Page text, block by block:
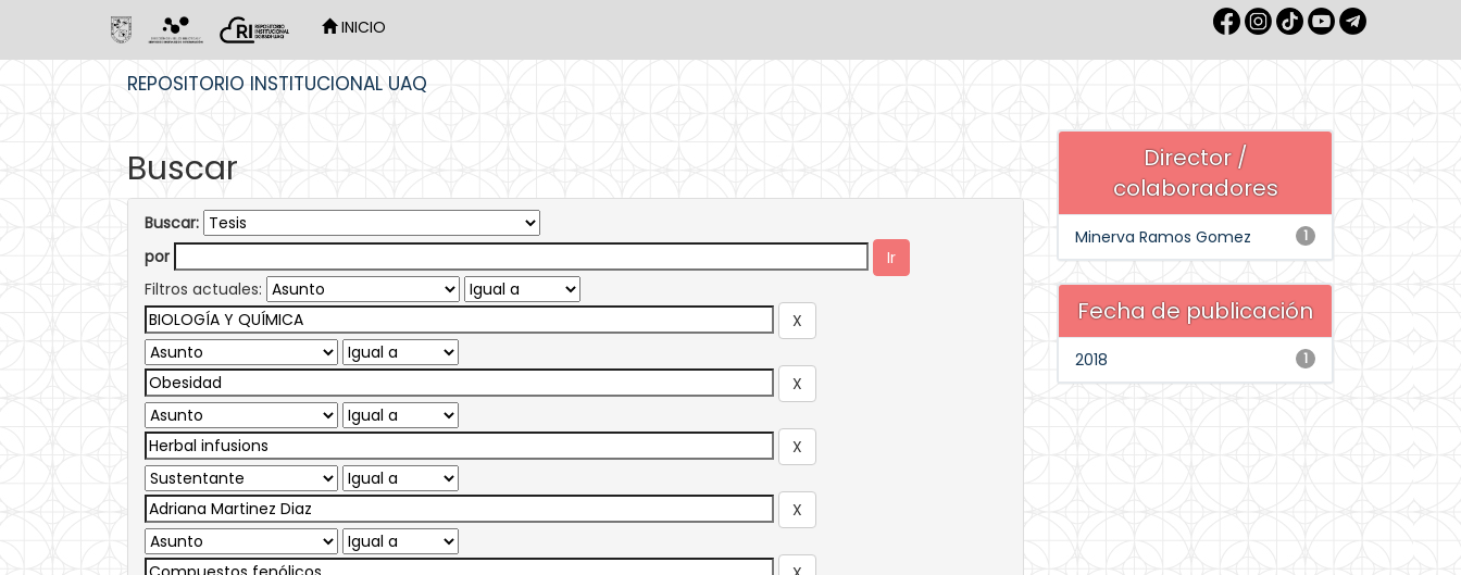
INICIO
REPOSITORIO INSTITUCIONAL UAQ
Buscar
Buscar:
por
Filtros actuales:
Director /
colaboradores
1
Minerva Ramos Gomez
Fecha de publicación
1
2018